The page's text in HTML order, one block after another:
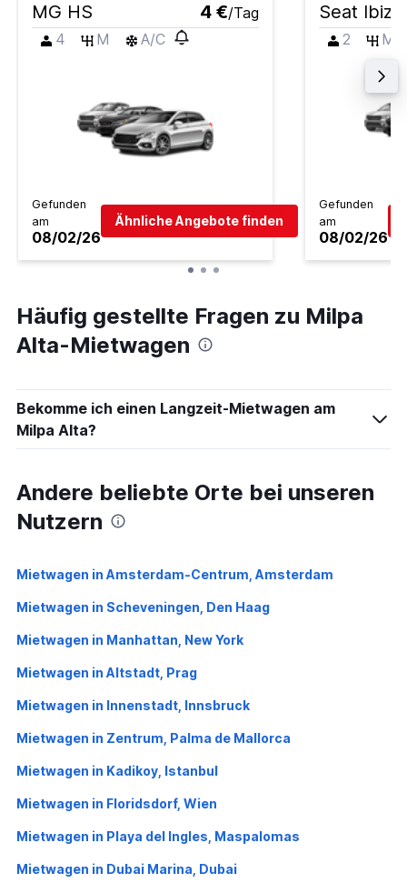
MG HS 4 €/Tag
4
M A/C
Gefunden
am
08/02/26
Ähnliche Angebote finden
Seat Ibiza
2 M
Gefunden
am
08/02/26
Häufig gestellte Fragen zu Milpa
Alta-Mietwagen
Bekomme ich einen Langzeit-Mietwagen am
Milpa Alta?
Andere beliebte Orte bei unseren
Nutzern
Mietwagen in Amsterdam-Centrum, Amsterdam
Mietwagen in Scheveningen, Den Haag
Mietwagen in Manhattan, New York
Mietwagen in Altstadt, Prag
Mietwagen in Innenstadt, Innsbruck
Mietwagen in Zentrum, Palma de Mallorca
Mietwagen in Kadikoy, Istanbul
Mietwagen in Floridsdorf, Wien
Mietwagen in Playa del Ingles, Maspalomas
Mietwagen in Dubai Marina, Dubai